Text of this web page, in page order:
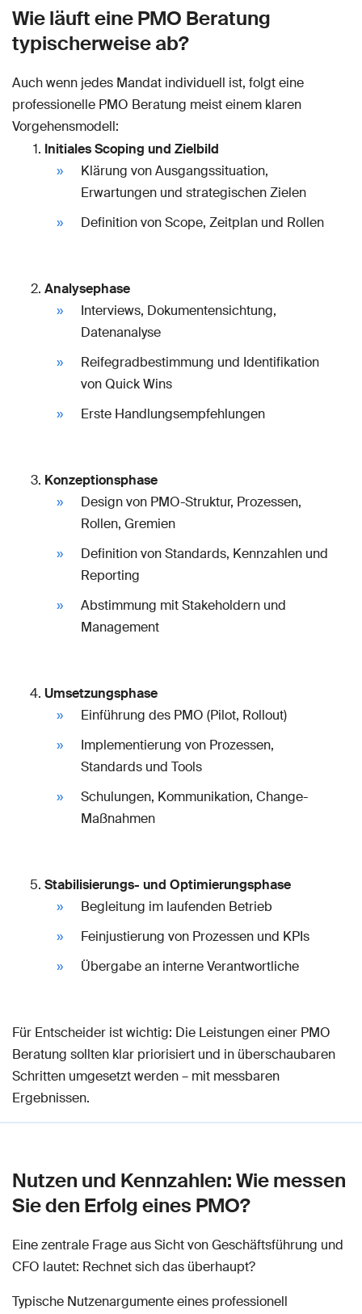
Wie läuft eine PMO Beratung
typischerweise ab?
Auch wenn jedes Mandat individuell ist, folgt eine
professionelle PMO Beratung meist einem klaren
Vorgehensmodell:
Initiales Scoping und Zielbild
Klärung von Ausgangssituation,
Erwartungen und strategischen Zielen
Definition von Scope, Zeitplan und Rollen
Analysephase
Interviews, Dokumentensichtung,
Datenanalyse
Reifegradbestimmung und Identifikation
von Quick Wins
Erste Handlungsempfehlungen
Konzeptionsphase
Design von PMO-Struktur, Prozessen,
Rollen, Gremien
Definition von Standards, Kennzahlen und
Reporting
Abstimmung mit Stakeholdern und
Management
Umsetzungsphase
Einführung des PMO (Pilot, Rollout)
Implementierung von Prozessen,
Standards und Tools
Schulungen, Kommunikation, Change-
Maßnahmen
Stabilisierungs- und Optimierungsphase
Begleitung im laufenden Betrieb
Feinjustierung von Prozessen und KPIs
Übergabe an interne Verantwortliche
Für Entscheider ist wichtig: Die Leistungen einer PMO
Beratung sollten klar priorisiert und in überschaubaren
Schritten umgesetzt werden – mit messbaren
Ergebnissen.
Nutzen und Kennzahlen: Wie messen
Sie den Erfolg eines PMO?
Eine zentrale Frage aus Sicht von Geschäftsführung und
CFO lautet: Rechnet sich das überhaupt?
Typische Nutzenargumente eines professionell